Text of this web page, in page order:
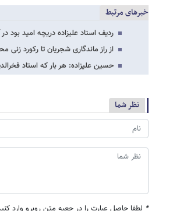
خبرهای مرتبط
ردیف استاد علیزاده دریچه امید بود
از راز ماندگاری شجریان تا رکورد
حسین علیزاده: هر بار که استاد فخرالدینی را می‌بینم ۶۰ سال
نظر شما